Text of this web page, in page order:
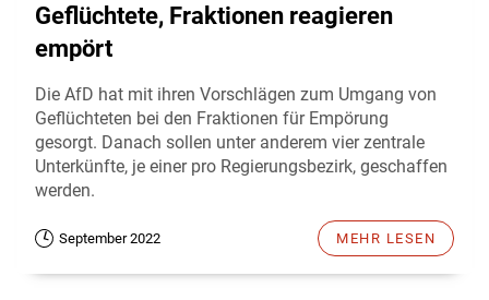
Geflüchtete, Fraktionen reagieren
empört
Die AfD hat mit ihren Vorschlägen zum Umgang von
Geflüchteten bei den Fraktionen für Empörung
gesorgt. Danach sollen unter anderem vier zentrale
Unterkünfte, je einer pro Regierungsbezirk, geschaffen
werden.
September 2022 MEHR LESEN